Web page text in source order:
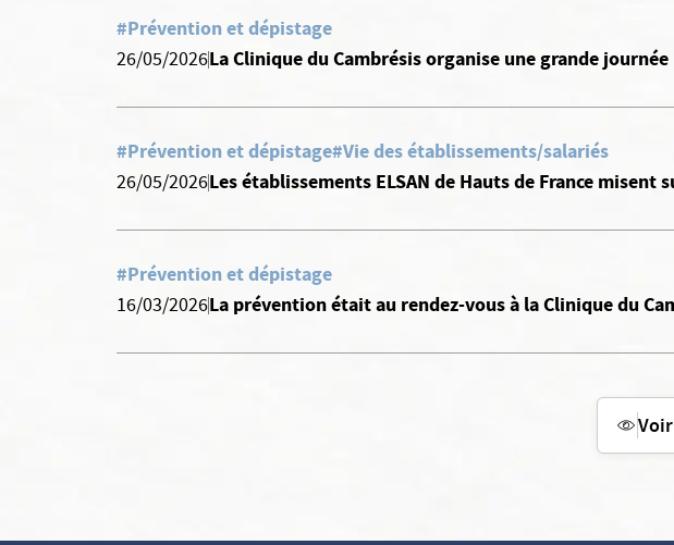
#Prévention et dépistage
26/05/2026La Clinique du Cambrésis organise une grande
#Prévention et dépistage#Vie des établissements/salariés
26/05/2026Les établissements ELSAN de Hauts de France
#Prévention et dépistage
16/03/2026La prévention était au rendez-vous à la Clinique du